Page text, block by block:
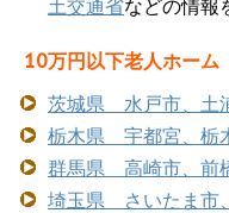
土交通省などの情報
10万円以下老人ホーム
茨城県 水戸市、土
栃木県 宇都宮、栃
群馬県 高崎市、前
埼玉県 さいたま市